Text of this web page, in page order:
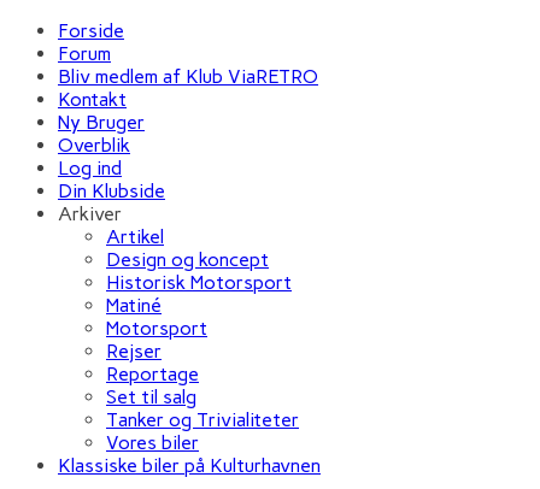
Forside
Forum
Bliv medlem af Klub ViaRETRO
Kontakt
Ny Bruger
Overblik
Log ind
Din Klubside
Arkiver
Artikel
Design og koncept
Historisk Motorsport
Matiné
Motorsport
Rejser
Reportage
Set til salg
Tanker og Trivialiteter
Vores biler
Klassiske biler på Kulturhavnen